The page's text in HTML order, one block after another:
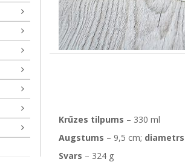
Krūzes tilpums – 330 ml
Augstums – 9,5 cm; diametrs
Svars – 324 g